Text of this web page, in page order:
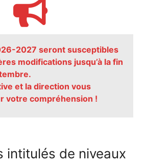
2027 seront susceptibles
modifications jusqu’à la fin
et la direction vous
votre compréhension !
intitulés de niveaux